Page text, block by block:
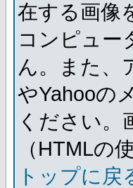
在する画像
コンピュー
ん。また、
やYahooの
ください。
（HTMLの
トップに戻